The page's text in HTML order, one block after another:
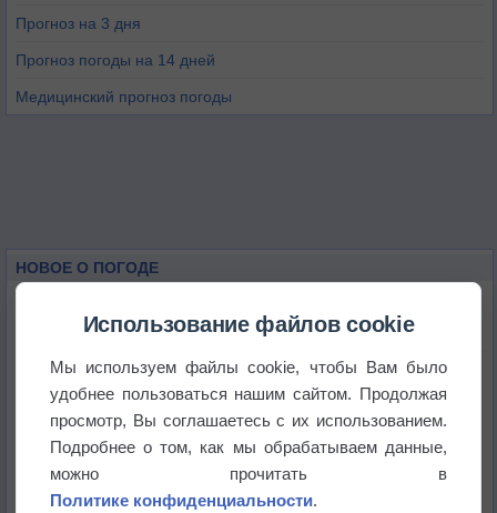
Прогноз на 3 дня
Прогноз погоды на 14 дней
Медицинский прогноз погоды
НОВОЕ О ПОГОДЕ
Приложение построит маршрут через тень
Атмосфера начала замерзать
В Приморье обнаружены морские волны тепла
Использование файлов cookie
Мы используем файлы cookie, чтобы Вам было
удобнее пользоваться нашим сайтом. Продолжая
просмотр, Вы соглашаетесь с их использованием.
Подробнее о том, как мы обрабатываем данные,
можно прочитать в
Политике конфиденциальности.